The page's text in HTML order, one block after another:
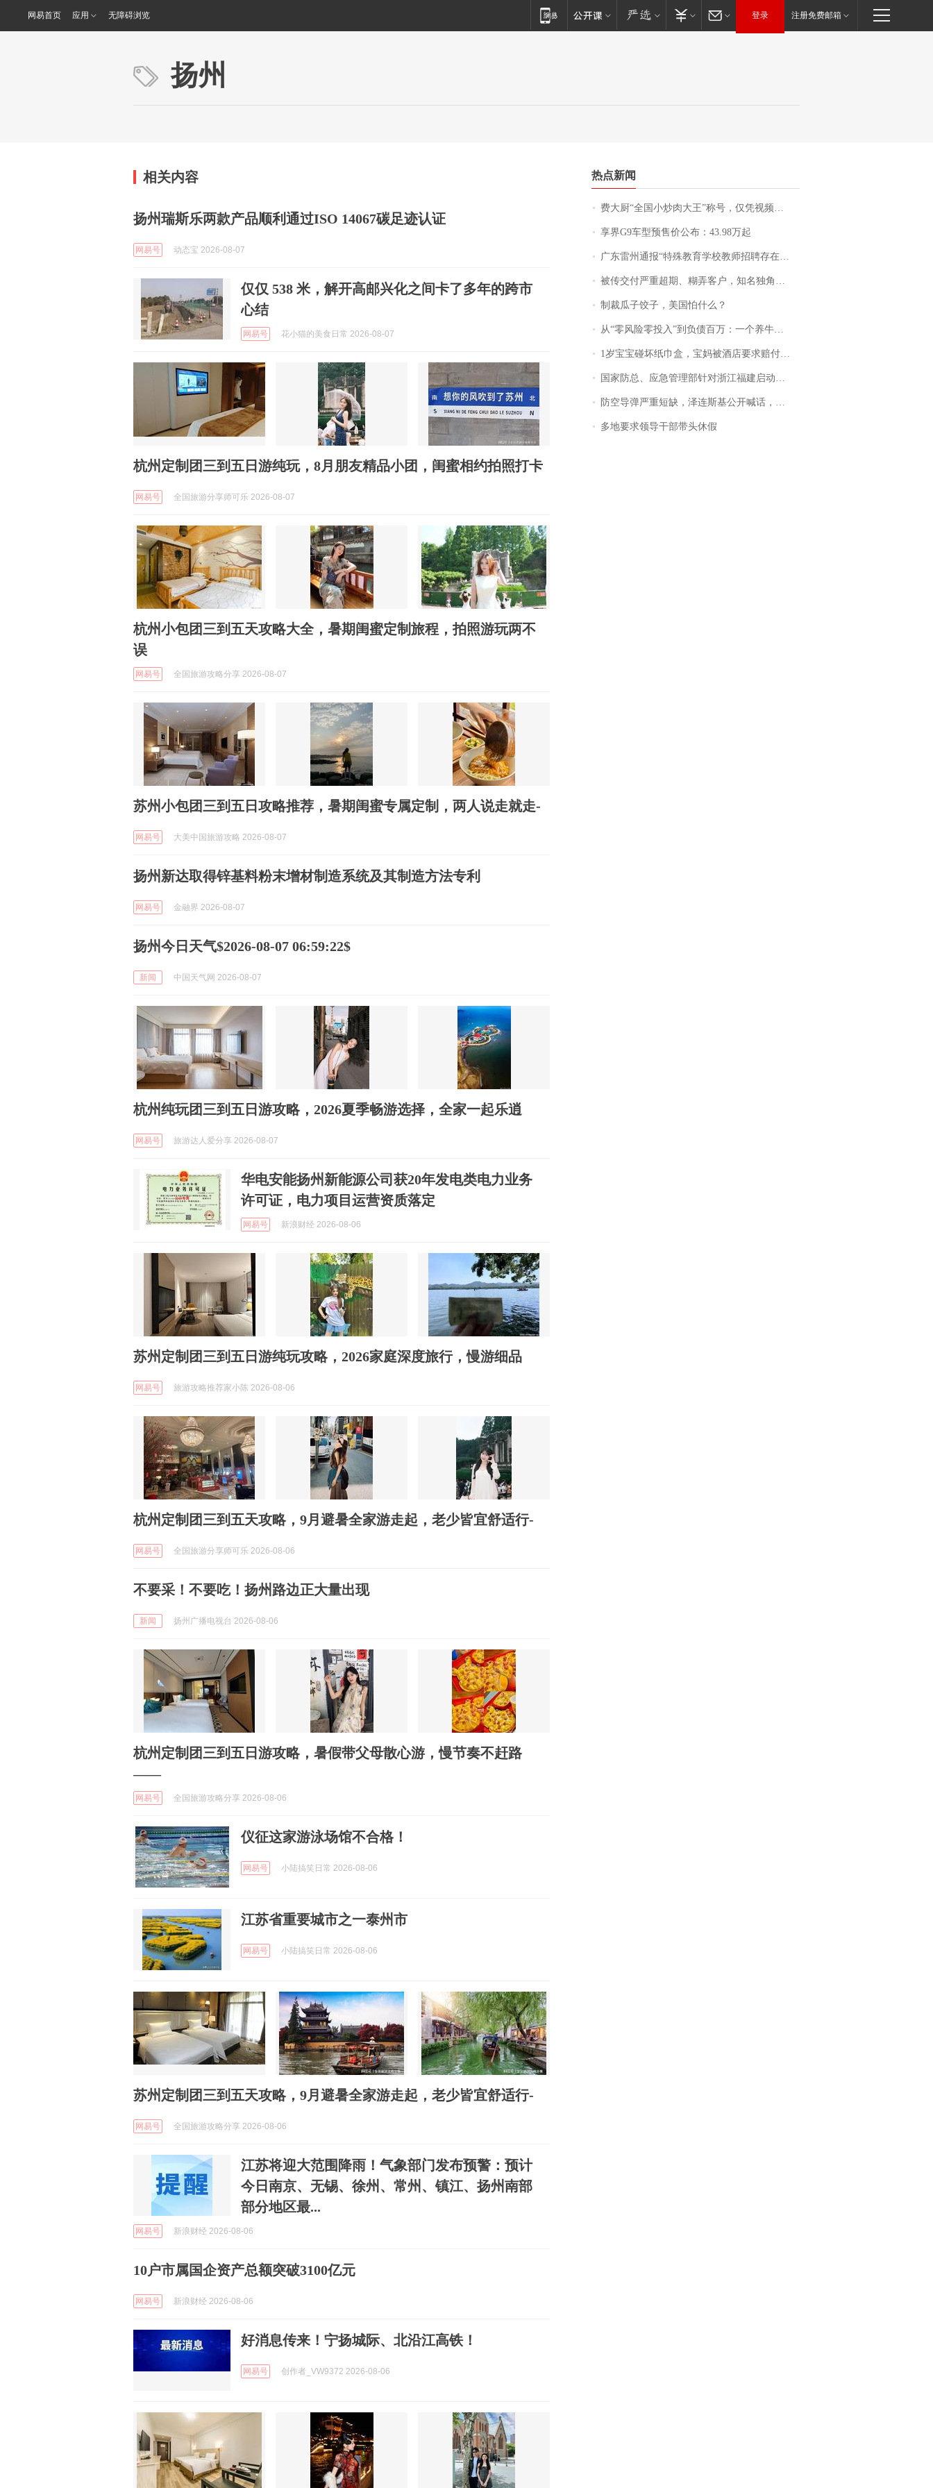
网易首页 应用 无障碍浏览 登录 注册免费邮箱
扬州
相关内容
扬州瑞斯乐两款产品顺利通过ISO 14067碳足迹认证
网易号 动态宝 2026-08-07
仅仅 538 米，解开高邮兴化之间卡了多年的跨市
心结
网易号 花小猫的美食日常 2026-08-07
杭州定制团三到五日游纯玩，8月朋友精品小团，闺蜜相约拍照打卡
网易号 全国旅游分享师可乐 2026-08-07
杭州小包团三到五天攻略大全，暑期闺蜜定制旅程，拍照游玩两不
误
网易号 全国旅游攻略分享 2026-08-07
苏州小包团三到五日攻略推荐，暑期闺蜜专属定制，两人说走就走-
网易号 大美中国旅游攻略 2026-08-07
扬州新达取得锌基料粉末增材制造系统及其制造方法专利
网易号 金融界 2026-08-07
扬州今日天气$2026-08-07 06:59:22$
新闻 中国天气网 2026-08-07
杭州纯玩团三到五日游攻略，2026夏季畅游选择，全家一起乐逍
网易号 旅游达人爱分享 2026-08-07
华电安能扬州新能源公司获20年发电类电力业务
许可证，电力项目运营资质落定
网易号 新浪财经 2026-08-06
苏州定制团三到五日游纯玩攻略，2026家庭深度旅行，慢游细品
网易号 旅游攻略推荐家小陈 2026-08-06
杭州定制团三到五天攻略，9月避暑全家游走起，老少皆宜舒适行-
网易号 全国旅游分享师可乐 2026-08-06
不要采！不要吃！扬州路边正大量出现
新闻 扬州广播电视台 2026-08-06
杭州定制团三到五日游攻略，暑假带父母散心游，慢节奏不赶路
——
网易号 全国旅游攻略分享 2026-08-06
仪征这家游泳场馆不合格！
网易号 小陆搞笑日常 2026-08-06
江苏省重要城市之一泰州市
网易号 小陆搞笑日常 2026-08-06
苏州定制团三到五天攻略，9月避暑全家游走起，老少皆宜舒适行-
网易号 全国旅游攻略分享 2026-08-06
江苏将迎大范围降雨！气象部门发布预警：预计
今日南京、无锡、徐州、常州、镇江、扬州南部
部分地区最...
网易号 新浪财经 2026-08-06
10户市属国企资产总额突破3100亿元
网易号 新浪财经 2026-08-06
好消息传来！宁扬城际、北沿江高铁！
网易号 创作者_VW9372 2026-08-06
热点新闻
费大厨“全国小炒肉大王”称号，仅凭视频评出？中国烹饪协会回应
享界G9车型预售价公布：43.98万起
广东雷州通报“特殊教育学校教师招聘存在违规行为”：已启动问责程序 副校长被停职
被传交付严重超期、糊弄客户，知名独角兽车企创始人回应：都没证据，将依法采取措施，“本人长期与美国交管局保持沟通，对方表示肯定”
制裁瓜子饺子，美国怕什么？
从“零风险零投入”到负债百万：一个养牛项目崩盘后，谁该为农户的贷款买单丨红星调查
1岁宝宝碰坏纸巾盒，宝妈被酒店要求赔付924元！三亚一酒店回复：骨瓷定制！网友一查价格，吵翻了
国家防总、应急管理部针对浙江福建启动防汛防台风四级应急响应
防空导弹严重短缺，泽连斯基公开喊话，乌克兰失去导弹拦截能力？
多地要求领导干部带头休假